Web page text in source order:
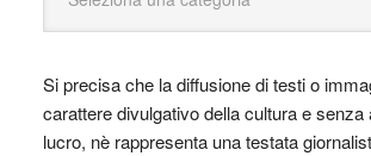
Si precisa che la diffusione di testi o
carattere divulgativo della cultura e senza
lucro, nè rappresenta una testata